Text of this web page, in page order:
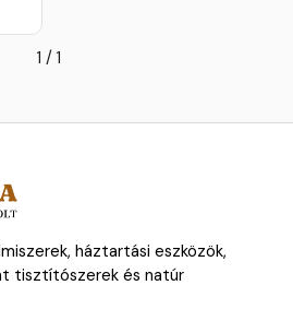
1 / 1
háztartási eszközök,
tisztítószerek és natúr